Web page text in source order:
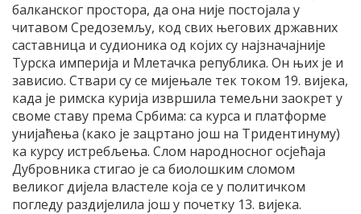
балканског простора, да она није постојала у
читавом Средоземљу, код свих његових државних
саставница и судионика од којих су најзначајније
Турска империја и Млетачка република. Он њих је и
зависио. Ствари су се мијењале тек током 19. вијека,
када је римска курија извршила темељни заокрет у
своме ставу према Србима: са курса и платформе
унијаћења (како је зацртано још на Тридентинуму)
ка курсу истребљења. Слом народносног осјећаја
Дубровника стигао је са биолошким сломом
великог дијела властеле која се у политичком
погледу раздијелила још у почетку 13. вијека.